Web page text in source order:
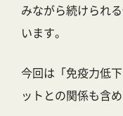
みながら続けられ
います。
今回は「免疫力低
ットとの関係も含